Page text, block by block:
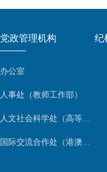
党政管理机构 纪
办公室
人事处（教师工作部）